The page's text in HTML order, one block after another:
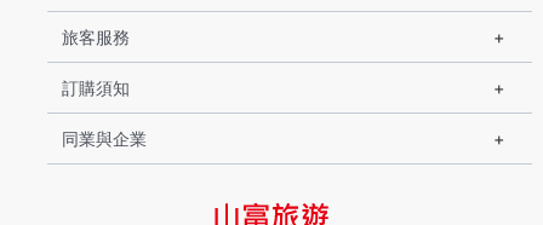
旅客服務
訂購須知
同業與企業